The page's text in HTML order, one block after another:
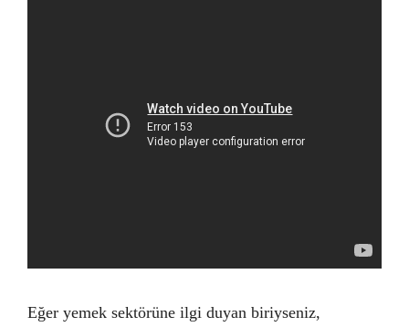
Eğer yemek sektörüne ilgi duyan biriyseniz,